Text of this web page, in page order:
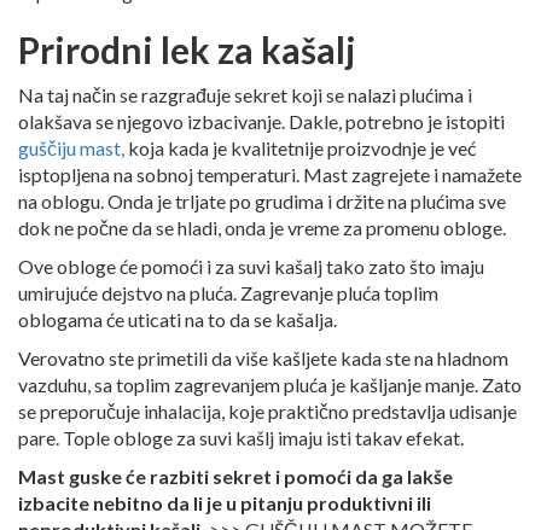
Prirodni lek za kašalj
Na taj način se razgrađuje sekret koji se nalazi plućima i
olakšava se njegovo izbacivanje. Dakle, potrebno je istopiti
guščiju mast, koja kada je kvalitetnije proizvodnje je već
isptopljena na sobnoj temperaturi. Mast zagrejete i namažete
na oblogu. Onda je trljate po grudima i držite na plućima sve
dok ne počne da se hladi, onda je vreme za promenu obloge.
Ove obloge će pomoći i za suvi kašalj tako zato što imaju
umirujuće dejstvo na pluća. Zagrevanje pluća toplim
oblogama će uticati na to da se kašalja.
Verovatno ste primetili da više kašljete kada ste na hladnom
vazduhu, sa toplim zagrevanjem pluća je kašljanje manje. Zato
se preporučuje inhalacija, koje praktično predstavlja udisanje
pare. Tople obloge za suvi kašlj imaju isti takav efekat.
Mast guske će razbiti sekret i pomoći da ga lakše
izbacite nebitno da li je u pitanju produktivni ili